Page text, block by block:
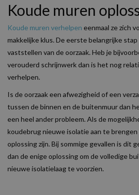
Koude muren
Koude muren verhelpen eenmaal ze zich
makkelijke klus. De eerste belangrijke
vaststellen van de oorzaak. Heb je
verouderd schrijnwerk dan is het nog
verhelpen.
Is de oorzaak een afwezigheid of een
tussen de binnen en de buitenmuur dan
een heel ander probleem. Als de
koudebrug nieuwe isolatie aan te
oplossing zijn. Bij sommige gevallen is dit
dan de enige oplossing om de volledige
nieuwe isolatielaag te voorzien.